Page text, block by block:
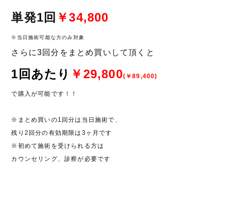
単発1回 ￥34,800
※当日施術可能な方のみ対象
さらに3回分をまとめ買いして頂くと
1回あたり ￥29,800(￥89,400)
で購入が可能です！！
※まとめ買いの1回分は当日施術で、
残り2回分の有効期限は3ヶ月です
※初めて施術を受けられる方は
カウンセリング、診察が必要です